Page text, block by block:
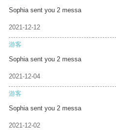
Sophia sent you 2 messa
2021-12-12
游客
Sophia sent you 2 messa
2021-12-04
游客
Sophia sent you 2 messa
2021-12-02